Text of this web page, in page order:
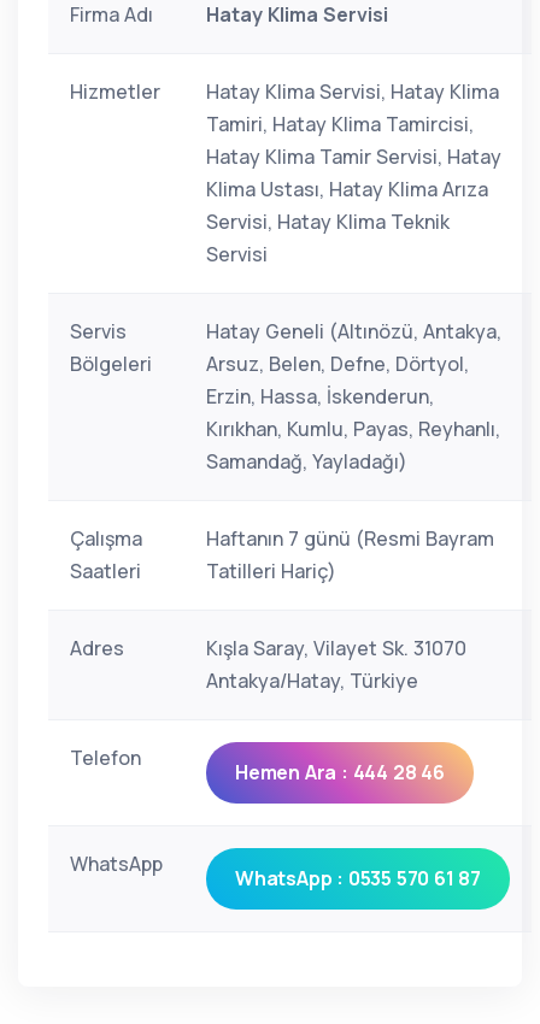
Firma Adı Hatay Klima Servisi
Hizmetler
Hatay Klima Servisi, Hatay Klima
Tamiri, Hatay Klima Tamircisi,
Hatay Klima Tamir Servisi, Hatay
Klima Ustası, Hatay Klima Arıza
Servisi, Hatay Klima Teknik
Servisi
Servis
Bölgeleri
Hatay Geneli (Altınözü, Antakya,
Arsuz, Belen, Defne, Dörtyol,
Erzin, Hassa, İskenderun,
Kırıkhan, Kumlu, Payas, Reyhanlı,
Samandağ, Yayladağı)
Çalışma
Saatleri
Haftanın 7 günü (Resmi Bayram
Tatilleri Hariç)
Adres
Kışla Saray, Vilayet Sk. 31070
Antakya/Hatay, Türkiye
Telefon
Hemen Ara : 444 28 46
WhatsApp
WhatsApp : 0535 570 61 87